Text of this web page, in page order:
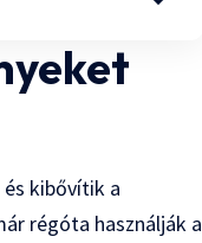
kibővítik a
régóta használják a